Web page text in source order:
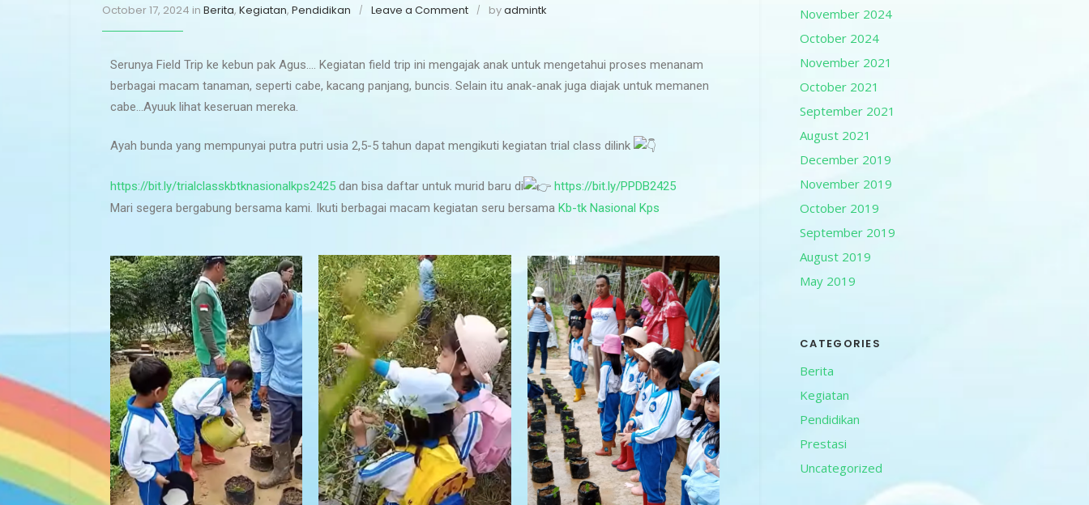
October 17, 2024 in Berita, Kegiatan, Pendidikan Leave a Comment byadmintk
Serunya Field Trip ke kebun pak Agus…. Kegiatan field trip ini mengajak anak untuk mengetahui proses menanam
berbagai macam tanaman, seperti cabe, kacang panjang, buncis. Selain itu anak-anak juga diajak untuk memanen
cabe…Ayuuk lihat keseruan mereka.
Ayah bunda yang mempunyai putra putri usia 2,5-5 tahun dapat mengikuti kegiatan trial class dilink
https://bit.ly/trialclasskbtknasionalkps2425 dan bisa daftar untuk murid baru di
https://bit.ly/PPDB2425
Mari segera bergabung bersama kami. Ikuti berbagai macam kegiatan seru bersama Kb-tk Nasional Kps
November 2024
October 2024
November 2021
October 2021
September 2021
August 2021
December 2019
November 2019
October 2019
September 2019
August 2019
May 2019
CATEGORIES
Berita
Kegiatan
Pendidikan
Prestasi
Uncategorized